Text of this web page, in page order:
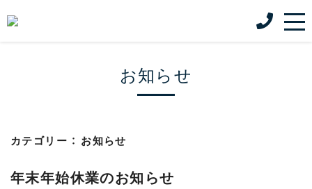
お知らせ
カテゴリー ： お知らせ
年末年始休業のお知らせ